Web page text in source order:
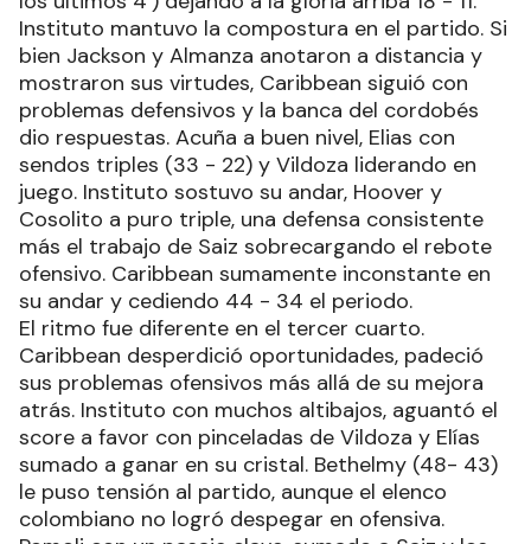
Instituto mantuvo la compostura en el partido. Si
bien Jackson y Almanza anotaron a distancia y
mostraron sus virtudes, Caribbean siguió con
problemas defensivos y la banca del cordobés
dio respuestas. Acuña a buen nivel, Elias con
sendos triples (33 - 22) y Vildoza liderando en
juego. Instituto sostuvo su andar, Hoover y
Cosolito a puro triple, una defensa consistente
más el trabajo de Saiz sobrecargando el rebote
ofensivo. Caribbean sumamente inconstante en
su andar y cediendo 44 - 34 el periodo.
El ritmo fue diferente en el tercer cuarto.
Caribbean desperdició oportunidades, padeció
sus problemas ofensivos más allá de su mejora
atrás. Instituto con muchos altibajos, aguantó el
score a favor con pinceladas de Vildoza y Elías
sumado a ganar en su cristal. Bethelmy (48- 43)
le puso tensión al partido, aunque el elenco
colombiano no logró despegar en ofensiva.